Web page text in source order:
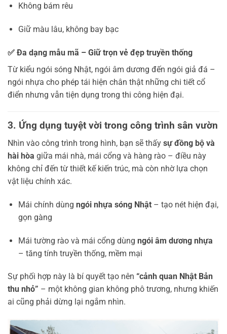
Không bám rêu
Giữ màu lâu, không bay bạc
✅ Đa dạng mẫu mã – Giữ trọn vẻ đẹp truyền thống
Từ kiểu ngói sóng Nhật, ngói âm dương đến ngói giả đá –
ngói nhựa cho phép tái hiện chân thật những chi tiết cổ
điển nhưng vẫn tiện dụng trong thi công hiện đại.
3. Ứng dụng tuyệt vời trong công trình sân vườn
Nhìn vào công trình trong hình, bạn sẽ thấy sự đồng bộ và
hài hòa giữa mái nhà, mái cổng và hàng rào – điều này
không chỉ đến từ thiết kế kiến trúc, mà còn nhờ lựa chọn
vật liệu chính xác.
Mái chính dùng ngói nhựa sóng Nhật– tạo nét hiện đại,
gọn gàng
Mái tường rào và mái cổng dùng ngói âm dương nhựa
– tăng tính truyền thống, mềm mại
Sự phối hợp này là bí quyết tạo nên “cảnh quan Nhật Bản
thu nhỏ” – một không gian không phô trương, nhưng khiến
ai cũng phải dừng lại ngắm nhìn.